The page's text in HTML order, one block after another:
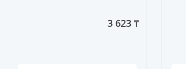
3 623 ₸